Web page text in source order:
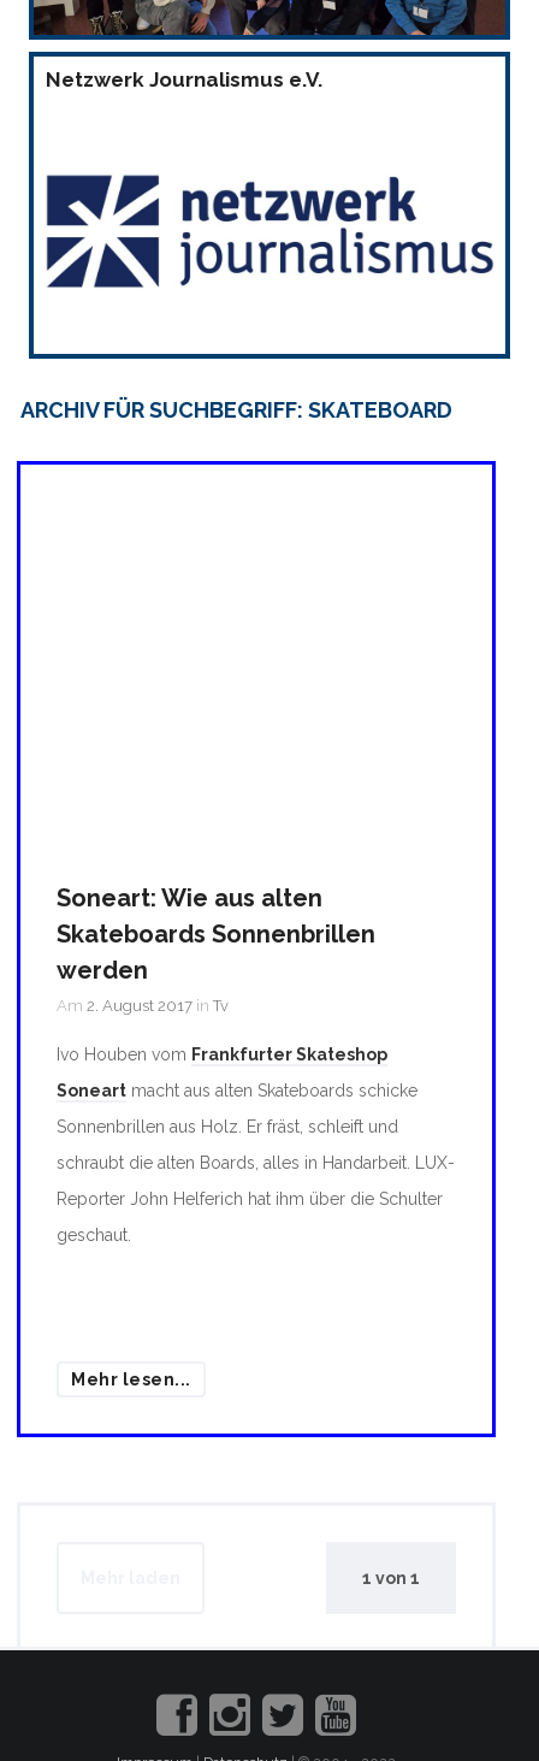
Netzwerk Journalismus e.V.
ARCHIV FÜR SUCHBEGRIFF: SKATEBOARD
Soneart: Wie aus alten
Skateboards Sonnenbrillen
werden
Am 2. August 2017 inTv
Ivo Houben vom Frankfurter Skateshop
Soneart macht aus alten Skateboards schicke
Sonnenbrillen aus Holz. Er fräst, schleift und
schraubt die alten Boards, alles in Handarbeit. LUX-
Reporter John Helferich hat ihm über die Schulter
geschaut.
Mehr lesen...
1 von 1